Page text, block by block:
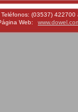
(03537) 422700
Web: